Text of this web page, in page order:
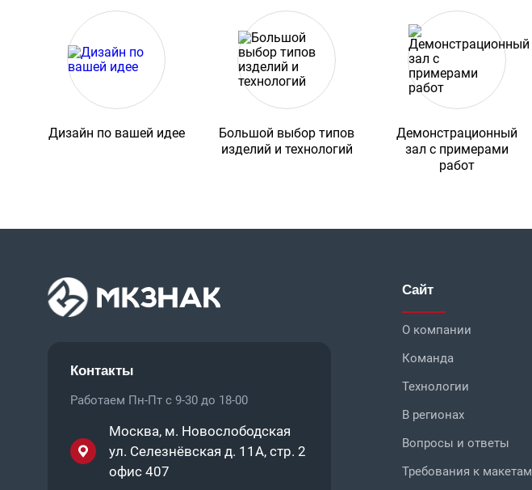
Дизайн по вашей идее
Большой выбор типов
изделий и технологий
Демонстрационный
зал с примерами
работ
Контакты
Работаем Пн-Пт с 9-30 до 18-00
Москва, м. Новослободская
ул. Селезнёвская д. 11А, стр. 2
офис 407
Сайт
О компании
Команда
Технологии
В регионах
Вопросы и ответы
Требования к макетам